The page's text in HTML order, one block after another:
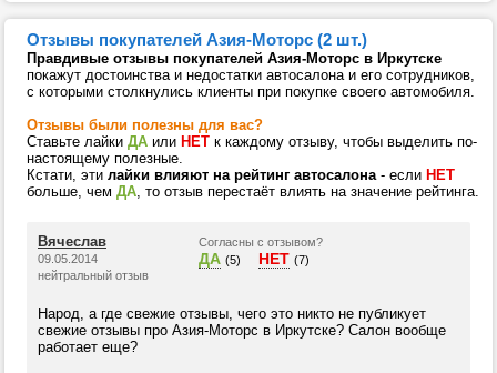
Отзывы покупателей Азия-Моторс (2 шт.)
Правдивые отзывы покупателей Азия-Моторс в Иркутске
покажут достоинства и недостатки автосалона и его сотрудников,
с которыми столкнулись клиенты при покупке своего автомобиля.
Отзывы были полезны для вас?
Ставьте лайки ДА или НЕТ к каждому отзыву, чтобы выделить по-
настоящему полезные.
Кстати, эти лайки влияют на рейтинг автосалона- если НЕТ
больше, чем ДА, то отзыв перестаёт влиять на значение рейтинга.
Вячеслав
09.05.2014
нейтральный отзыв
Согласны с отзывом?
ДА (5) НЕТ (7)
Народ, а где свежие отзывы, чего это никто не публикует
свежие отзывы про Азия-Моторс в Иркутске? Салон вообще
работает еще?